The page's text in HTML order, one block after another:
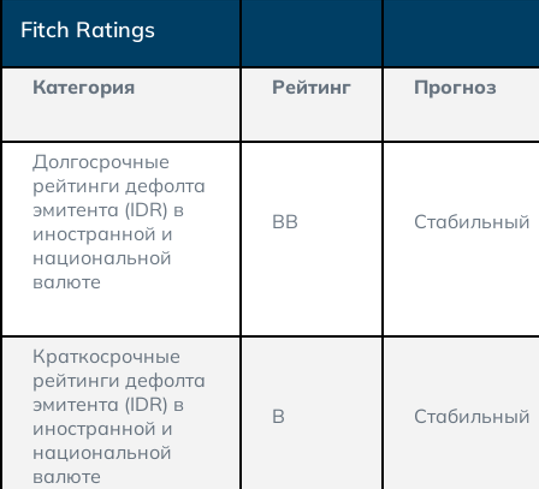
Fitch Ratings
Категория Рейтинг Прогноз
Долгосрочные
рейтинги дефолта
эмитента (IDR) в
иностранной и
национальной
валюте
BB Стабильный
Краткосрочные
рейтинги дефолта
эмитента (IDR) в
иностранной и
национальной
валюте
B Стабильный